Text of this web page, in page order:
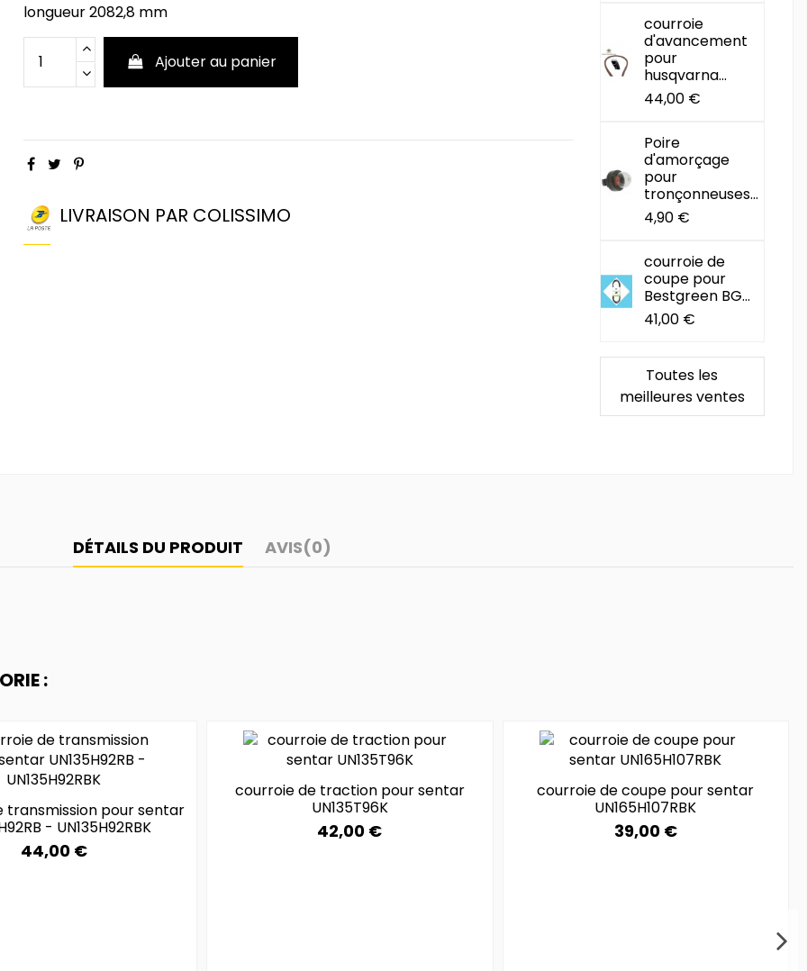
longueur 2082,8 mm
Ajouter au panier
LIVRAISON PAR COLISSIMO
courroie
d'avancement
pour
husqvarna...
44,00 €
Poire
d'amorçage
pour
tronçonneuses...
4,90 €
courroie de
coupe pour
Bestgreen BG...
41,00 €
Toutes les
meilleures ventes
DÉTAILS DU PRODUIT AVIS(0)
:
transmission pour sentar
- UN135H92RBK
44,00 €
courroie de traction pour sentar
UN135T96K
42,00 €
courroie de coupe pour sentar
UN165H107RBK
39,00 €